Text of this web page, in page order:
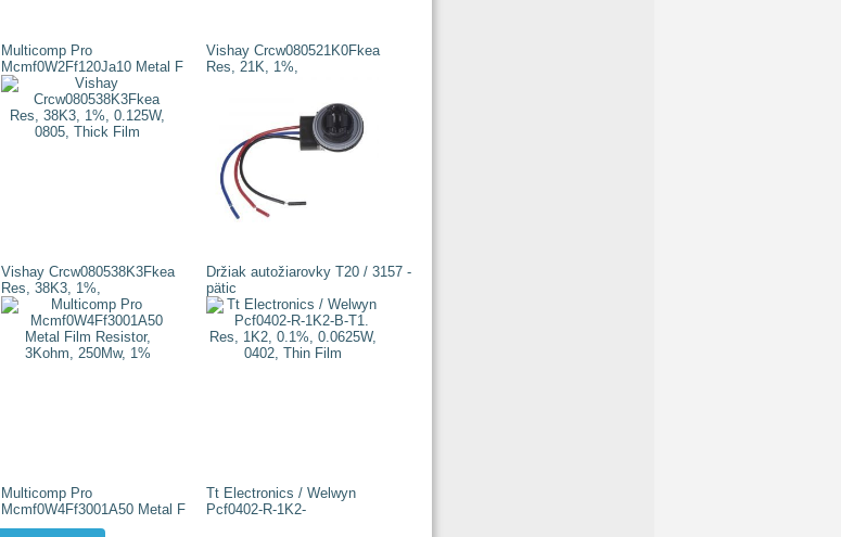
Multicomp Pro
Mcmf0W2Ff120Ja10 Metal F
Vishay Crcw080521K0Fkea
Res, 21K, 1%,
Vishay Crcw080538K3Fkea
Res, 38K3, 1%,
Držiak autožiarovky T20 / 3157 -
pätic
Multicomp Pro
Mcmf0W4Ff3001A50 Metal F
Tt Electronics / Welwyn
Pcf0402-R-1K2-